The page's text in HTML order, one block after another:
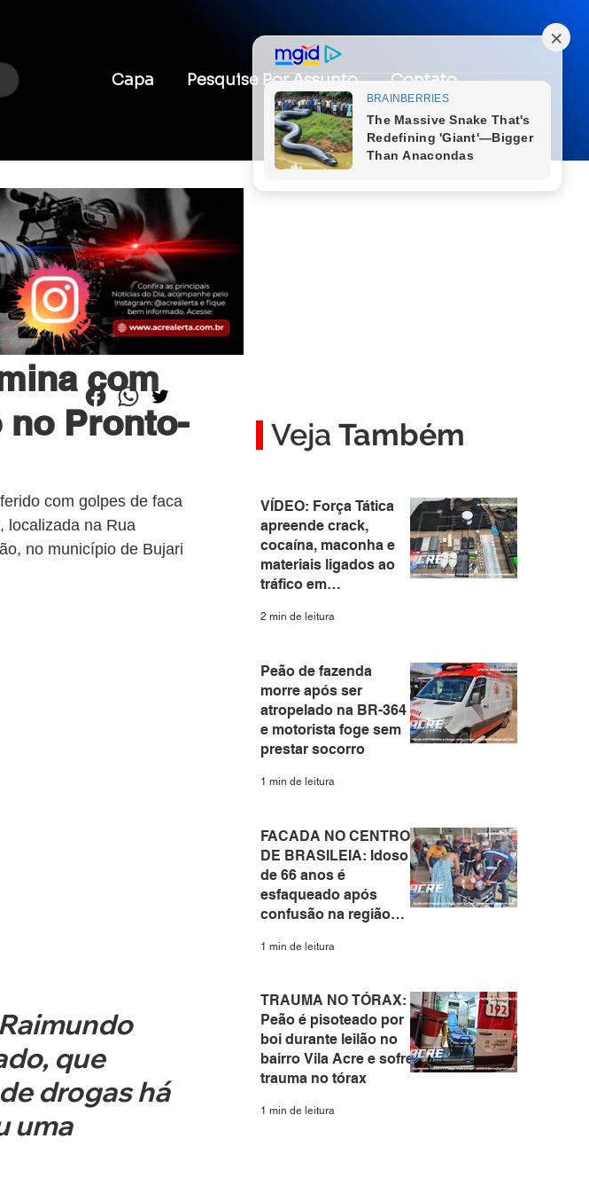
Capa Pesquise Por Assunto Contato
com
no Pronto-
com golpes de faca
localizada na Rua
no município de Bujari
que
drogas há
uma
VÍDEO: Força Tática
apreende crack,
cocaína, maconha e
materiais ligados ao
tráfico em
Helena
2 min de leitura
Peão de fazenda
morre após ser
atropelado na BR-364
e motorista foge sem
prestar socorro
1 min de leitura
FACADA NO CENTRO
DE BRASILEIA: Idoso
de 66 anos é
esfaqueado após
confusão na região
Acre
1 min de leitura
TRAUMA NO TÓRAX:
Peão é pisoteado por
boi durante leilão no
bairro Vila Acre e sofre
trauma no tórax
1 min de leitura
Veja Também